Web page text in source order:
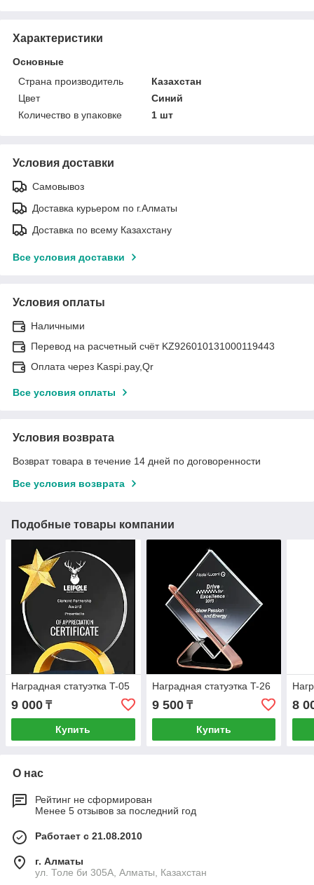
Характеристики
Основные
Страна производитель
Казахстан
Цвет
Синий
Количество в упаковке
1 шт
Условия доставки
Самовывоз
Доставка курьером по г.Алматы
Доставка по всему Казахстану
Все условия доставки
Условия оплаты
Наличными
Перевод на расчетный счёт KZ926010131000119443
Оплата через Kaspi.pay,Qr
Все условия оплаты
Условия возврата
Возврат товара в течение 14 дней по договоренности
Все условия возврата
Подобные товары компании
Наградная статуэтка T-05
9 000 ₸
Купить
Наградная статуэтка T-26
9 500₸
Купить
8
О нас
Рейтинг не сформирован
Менее 5 отзывов за последний год
Работает с 21.08.2010
г. Алматы
ул. Толе би 305А, Алматы, Казахстан